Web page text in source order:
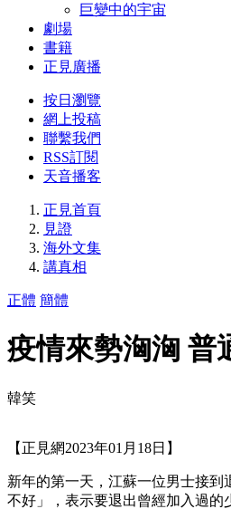
巨變中的宇宙
劇場
書籍
正見廣播
按日瀏覽
網上投稿
聯繫我們
RSS訂閱
天音播客
正見首頁
見證
海外文集
講真相
正體 簡體
疫情來勢洶洶 普
韓笑
【正見網2023年01月18日】
新年的第一天，江蘇一位男士接
不好」，表示要退出曾經加入過的